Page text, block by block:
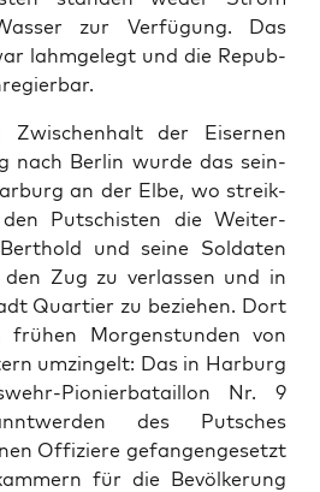
zur Ver­fü­gung. Das
lah­mgelegt und die Repub­
Zwis­chen­halt der Eis­er­nen
nach Berlin wurde das sein­
an der Elbe, wo streik­
den Putschis­ten die Weit­er­
und seine Sol­dat­en
Zug zu ver­lassen und in
Quarti­er zu beziehen. Dort
Mor­gen­stun­den von
umzin­gelt: Das in Har­burg
Pio­nier­batail­lon Nr. 9
des Putsches
Offiziere gefan­genge­set­zt
für die Bevölkerung